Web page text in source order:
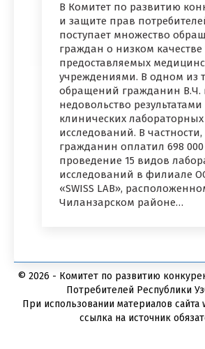
В Комитет по развитию
и защите прав
поступает множество
граждан о низком качестве
предоставляемых
учреждениями. В одном из
обращений гражданин В.Ч.
недовольство результатами
клинических лабораторных
исследований. В частности,
гражданин оплатил 698 000
проведение 15 видов
исследований в филиале
«SWISS LAB»,
Чиланзарском районе…
© 2026 - Комитет по развитию
Потребителей Республики
При использовании материалов сайта
ссылка на источник